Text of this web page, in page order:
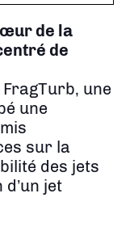
de la
de
une
une
sur la
des jets
jet